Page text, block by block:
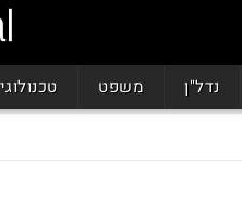
נדל"ן משפט